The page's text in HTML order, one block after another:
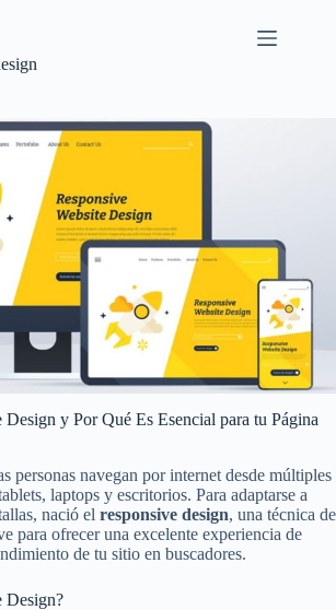
Design y Por Qué Es Esencial para tu Página
personas navegan por internet desde múltiples
laptops y escritorios. Para adaptarse a
nació el responsive design, una técnica de
para ofrecer una excelente experiencia de
de tu sitio en buscadores.
Design?